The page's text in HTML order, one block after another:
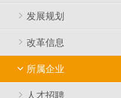
发展规划
改革信息
所属企业
人才招聘